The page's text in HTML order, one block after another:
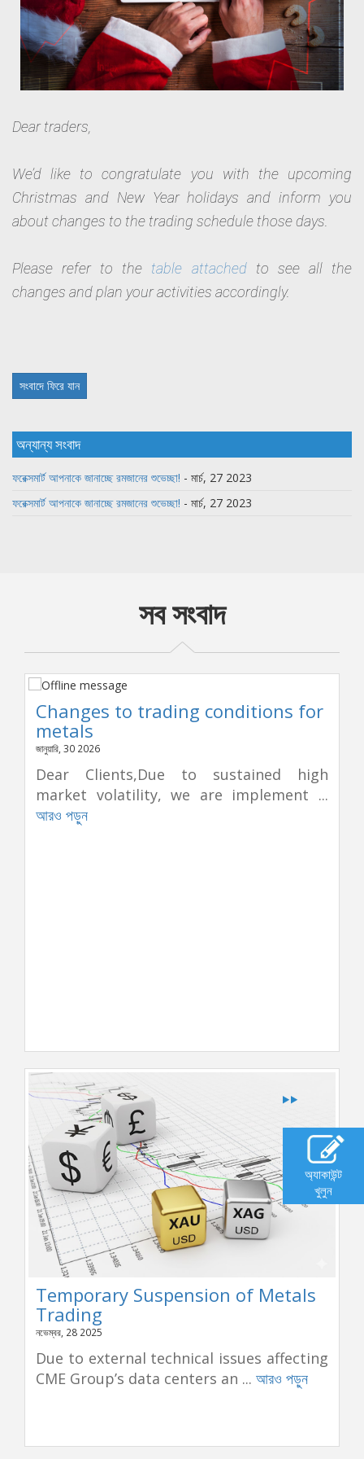
Dear traders,
We’d like to congratulate you with the upcoming
Christmas and New Year holidays and inform you
about changes to the trading schedule those days.
Please refer to the table attachedto see all the
changes and plan your activities accordingly.
সংবাদে ফিরে যান
অন্যান্য সংবাদ
ফরেক্সমার্ট আপনাকে জানাচ্ছে রমজানের শুভেচ্ছা! - মার্চ, 27 2023
ফরেক্সমার্ট আপনাকে জানাচ্ছে রমজানের শুভেচ্ছা! - মার্চ, 27 2023
সব সংবাদ
Changes to trading conditions for
metals
জানুয়ারি, 30 2026
Dear Clients,Due to sustained high
market volatility, we are implement ...
আরও পড়ুন
Temporary Suspension of Metals
Trading
নভেম্বর, 28 2025
Due to external technical issues affecting
CME Group’s data centers an ... আরও পড়ুন
অ্যাকাউন্ট
খুলুন